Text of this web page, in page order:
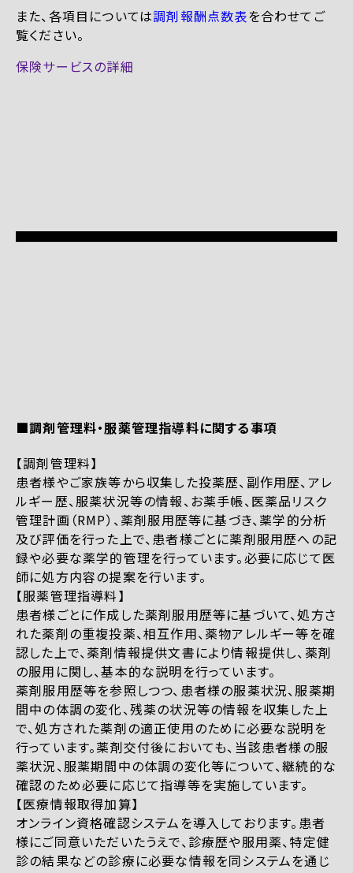
また、各項目については調剤報酬点数表を合わせてご
覧ください。
保険サービスの詳細
■調剤管理料・服薬管理指導料に関する事項
【調剤管理料】
患者様やご家族等から収集した投薬歴、副作用歴、アレ
ルギー歴、服薬状況等の情報、お薬手帳、医薬品リスク
管理計画（RMP）、薬剤服用歴等に基づき、薬学的分析
及び評価を行った上で、患者様ごとに薬剤服用歴への記
録や必要な薬学的管理を行っています。必要に応じて医
師に処方内容の提案を行います。
【服薬管理指導料】
患者様ごとに作成した薬剤服用歴等に基づいて、処方さ
れた薬剤の重複投薬、相互作用、薬物アレルギー等を確
認した上で、薬剤情報提供文書により情報提供し、薬剤
の服用に関し、基本的な説明を行っています。
薬剤服用歴等を参照しつつ、患者様の服薬状況、服薬期
間中の体調の変化、残薬の状況等の情報を収集した上
で、処方された薬剤の適正使用のために必要な説明を
行っています。薬剤交付後においても、当該患者様の服
薬状況、服薬期間中の体調の変化等について、継続的な
確認のため必要に応じて指導等を実施しています。
【医療情報取得加算】
オンライン資格確認システムを導入しております。患者
様にご同意いただいたうえで、診療歴や服用薬、特定健
診の結果などの診療に必要な情報を同システムを通じ